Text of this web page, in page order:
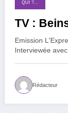
QUI ?...
TV :
Emission
Interviewée
Rédacteur